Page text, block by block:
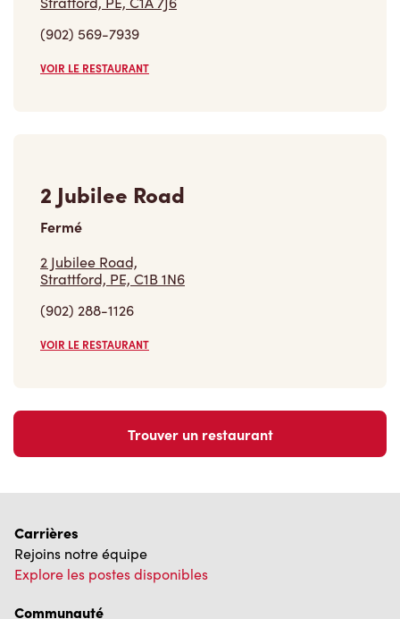
(902) 569-7939
VOIR LE RESTAURANT
2 Jubilee Road
Fermé
2 Jubilee Road,
Strattford, PE, C1B 1N6
(902) 288-1126
VOIR LE RESTAURANT
Trouver un restaurant
Carrières
Rejoins notre équipe
Explore les postes disponibles
Communauté